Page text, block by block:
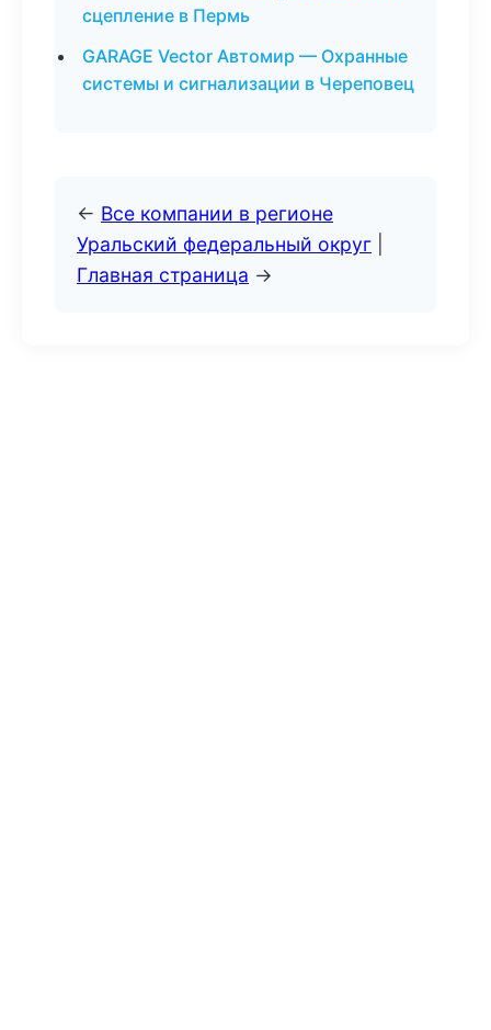
сцепление в Пермь
GARAGE Vector Автомир — Охранные
системы и сигнализации в Череповец
← Все компании в регионе
Уральский федеральный округ
Главная страница →